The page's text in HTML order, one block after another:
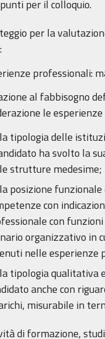
per il colloquio.
per la
professionali:
al fabbisogno
le
tipologia delle
ha svolto la
strutture medesime;
posizione
con
con
organizzativo in
nelle esperienze
tipologia qualitativa
anche con
misurabile in
di formazione,